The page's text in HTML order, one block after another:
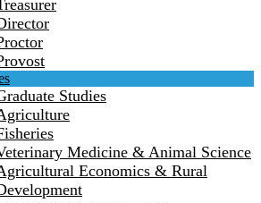
Studies
Medicine & Animal Science
Economics & Rural